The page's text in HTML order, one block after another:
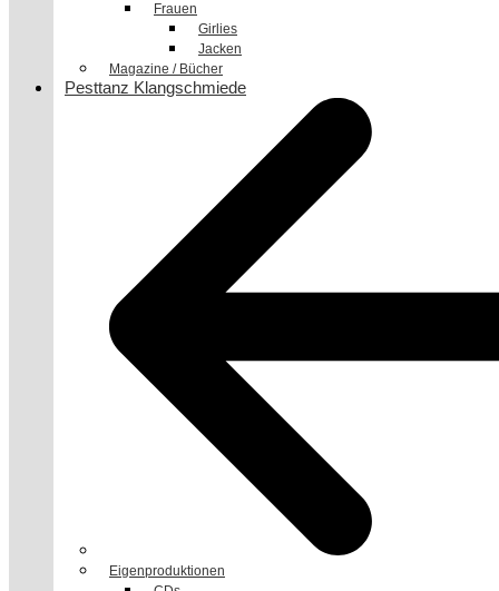
Frauen
Girlies
Jacken
Magazine / Bücher
Pesttanz Klangschmiede
Eigenproduktionen